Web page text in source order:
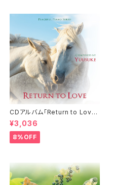
CDアルバム「Return to Love」
-Peaceful Piano Series-／
Yuusuke
¥3,036
8%OFF